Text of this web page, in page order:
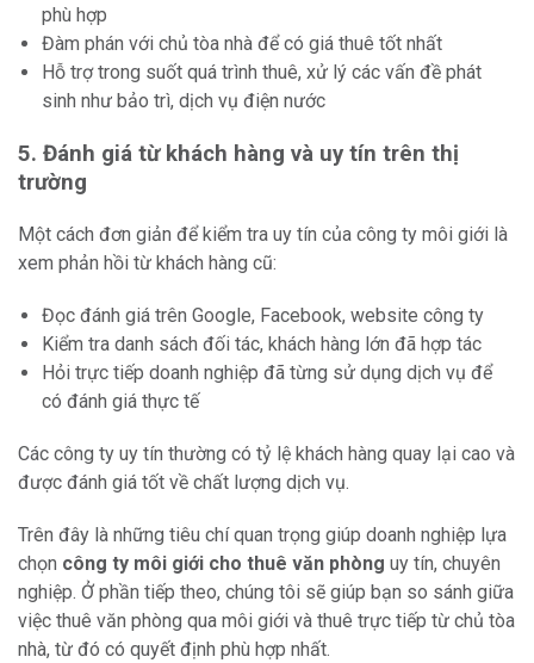
phù hợp
Đàm phán với chủ tòa nhà để có giá thuê tốt nhất
Hỗ trợ trong suốt quá trình thuê, xử lý các vấn đề phát
sinh như bảo trì, dịch vụ điện nước
5. Đánh giá từ khách hàng và uy tín trên thị
trường
Một cách đơn giản để kiểm tra uy tín của công ty môi giới là
xem phản hồi từ khách hàng cũ:
Đọc đánh giá trên Google, Facebook, website công ty
Kiểm tra danh sách đối tác, khách hàng lớn đã hợp tác
Hỏi trực tiếp doanh nghiệp đã từng sử dụng dịch vụ để
có đánh giá thực tế
Các công ty uy tín thường có tỷ lệ khách hàng quay lại cao và
được đánh giá tốt về chất lượng dịch vụ.
Trên đây là những tiêu chí quan trọng giúp doanh nghiệp lựa
chọn công ty môi giới cho thuê văn phòng uy tín, chuyên
nghiệp. Ở phần tiếp theo, chúng tôi sẽ giúp bạn so sánh giữa
việc thuê văn phòng qua môi giới và thuê trực tiếp từ chủ tòa
nhà, từ đó có quyết định phù hợp nhất.